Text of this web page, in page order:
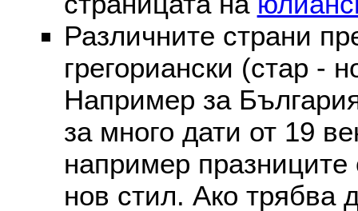
Различните страни
грегориански (стар -
Например за
за много дати от 19
например празниците
нов стил. Ако трябва